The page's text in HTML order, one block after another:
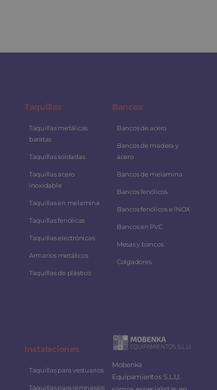
Taquillas
Taquillas metálicas
baratas
Taquillas soldadas
Taquillas acero
inoxidable
Taquillas en melamina
Taquillas fenólicas
Taquillas electrónicas
Armarios metálicos
Taquillas de plástico
Bancos
Bancos de acero
Bancos de madera y
acero
Bancos de melamina
Bancos fenólicos
Bancos fenólicos e INOX
Bancos en PVC
Mesas y bancos
Colgadores
Instalaciones
Taquillas para vestuarios
Taquillas para gimnasios
Mobenka
Equipamientos S.L.U.